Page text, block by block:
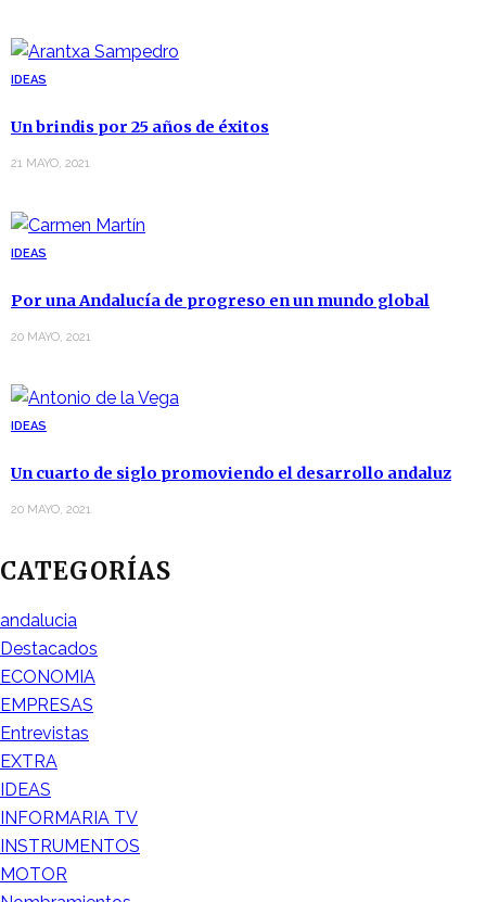
IDEAS
Un brindis por 25 años de éxitos
21 MAYO, 2021
IDEAS
Por una Andalucía de progreso en un mundo global
20 MAYO, 2021
IDEAS
Un cuarto de siglo promoviendo el desarrollo andaluz
20 MAYO, 2021
CATEGORÍAS
andalucia
Destacados
ECONOMIA
EMPRESAS
Entrevistas
EXTRA
IDEAS
INFORMARIA TV
INSTRUMENTOS
MOTOR